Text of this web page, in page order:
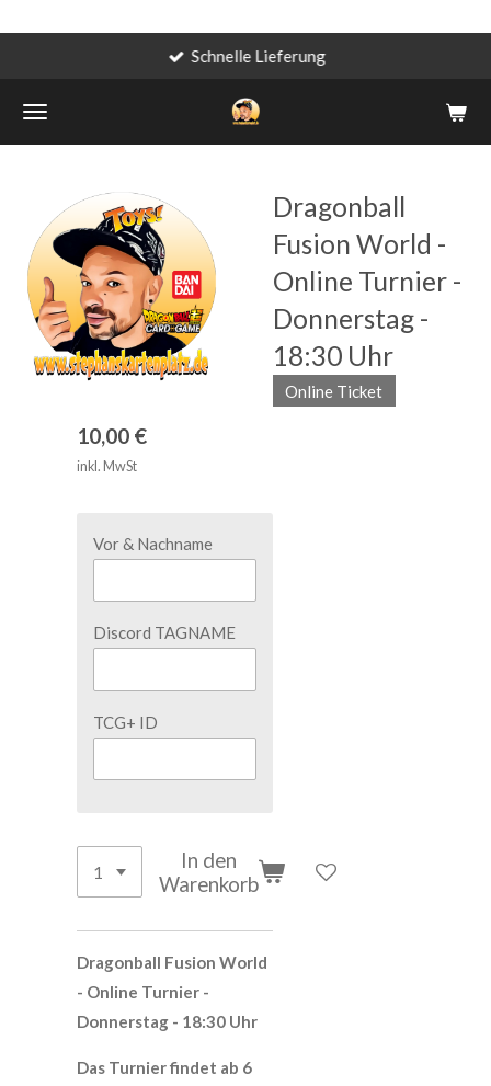
springen
Schnelle Lieferung
Dragonball
Fusion World -
Online Turnier -
Donnerstag -
18:30 Uhr
Online Ticket
10,00 €
inkl. MwSt
Vor & Nachname
Discord TAGNAME
TCG+ ID
In den
Warenkorb
Dragonball Fusion World
- Online Turnier -
Donnerstag - 18:30 Uhr
Das Turnier findet ab 6